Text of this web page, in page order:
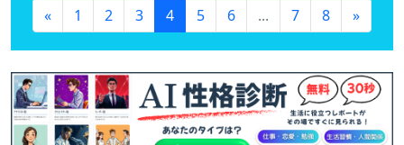
« 1 2 3 4 5 6 ... 7 8 »